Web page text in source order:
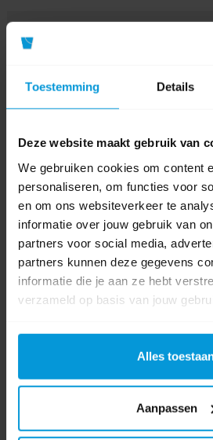
Toestemming Details
Deze website maakt gebruik van
We gebruiken cookies om content
personaliseren, om functies voor
en om ons websiteverkeer te
informatie over jouw gebruik van
partners voor social media,
partners kunnen deze gegevens
informatie die je aan ze hebt
verzameld op basis van jouw
Alles
Aanpassen
2 vakken
Soort afvalbak Afvalscheiding
Materiaal Staal
Video's